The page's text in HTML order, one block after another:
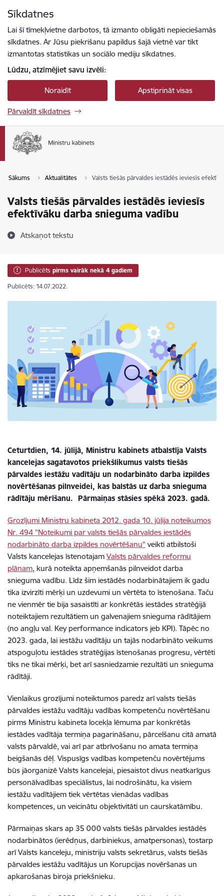
Sīkdatnes
Lai šī tīmekļvietne darbotos, tā izmanto obligāti nepieciešamās
sīkdatnes. Ar Jūsu piekrišanu papildus šajā vietnē var tikt
izmantotas statistikas un sociālo mediju sīkdatnes.
Lūdzu, atzīmējiet savu izvēli:
Noraidīt Apstiprināt visas
Pārvaldīt sīkdatnes
Sākums Aktualitātes Valsts tiešās pārvaldes iestādēs ieviesīs
Valsts tiešās pārvaldes iestādēs ieviesīs
efektīvāku darba snieguma vadību
Atskaņot tekstu
Publicēts pirms vairāk nekā 4 gadiem
Publicēts: 14.07.2022.
Ceturtdien, 14. jūlijā, Ministru kabinets atbalstīja Valsts
kancelejas sagatavotos priekšlikumus valsts tiešās
pārvaldes iestāžu vadītāju un nodarbināto darba izpildes
novērtēšanas pilnveidei, kas balstās uz darba snieguma
rādītāju mērīšanu. Pārmaiņas stāsies spēkā 2023. gadā.
Grozījumi Ministru kabineta 2012. gada 10. jūlija noteikumos
Nr. 494 "Noteikumi par valsts tiešās pārvaldes iestādēs
nodarbināto darba izpildes novērtēšanu" veikti atbilstoši
Valsts kancelejas īstenotajam Valsts pārvaldes reformu
plānam, kurā noteikta apņemšanās pilnveidot darba
snieguma vadību. Līdz šim iestādēs nodarbinātajiem ik gadu
tika izvirzīti mērķi un uzdevumi un vērtēta to īstenošana. Taču
ne vienmēr tie bija sasaistīti ar konkrētās iestādes stratēģijā
noteiktajiem rezultātiem un galvenajiem snieguma rādītājiem
(no angļu val. Key performance indicators jeb KPI). Tāpēc no
2023. gada, lai iestāžu vadītāju un tajās nodarbināto veikums
atspoguļotu iestādes stratēģijas īstenošanas progresu, vērtēti
tiks ne tikai mērķi, bet arī sasniedzamie rezultāti un snieguma
rādītāji.
Vienlaikus grozījumi noteiktumos paredz arī valsts tiešās
pārvaldes iestāžu vadītāju vadības kompetenču novērtēšanu
pirms Ministru kabineta locekļa lēmuma par konkrētās
iestādes vadītāja termiņa pagarināšanu, pārcelšanu citā amatā
valsts pārvaldē, vai arī par atbrīvošanu no amata termiņa
beigšanās dēļ. Vispusīgs vadības kompetenču novērtējums
būs jāorganizē Valsts kancelejai, piesaistot divus neatkarīgus
personālvadības speciālistus, lai nodrošinātu, ka visiem
iestāžu vadītājiem tiek vērtētas vienādas vadības
kompetences, un veicinātu objektivitāti un caurskatāmību.
Pārmaiņas skars ap 35 000 valsts tiešās pārvaldes iestādēs
nodarbinātos (ierēdņus, darbiniekus, amatpersonas), tostarp
arī Valsts kanceleju, ministriju valsts sekretārus, valsts tiešās
pārvaldes iestāžu vadītājus un Korupcijas novēršanas un
apkarošanas biroja priekšnieku.